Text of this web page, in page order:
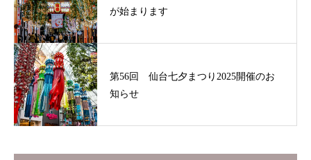
が始まります
第56回 仙台七夕まつり2025開催のお
知らせ